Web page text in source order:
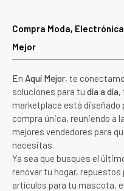
Compra Moda,
Mejor
En Aquí Mejor, te
soluciones para tu día a día,
marketplace está diseñado
compra única, reuniendo a
mejores vendedores para
necesitas.
Ya sea que busques el
renovar tu hogar, repuestos
artículos para tu mascota,